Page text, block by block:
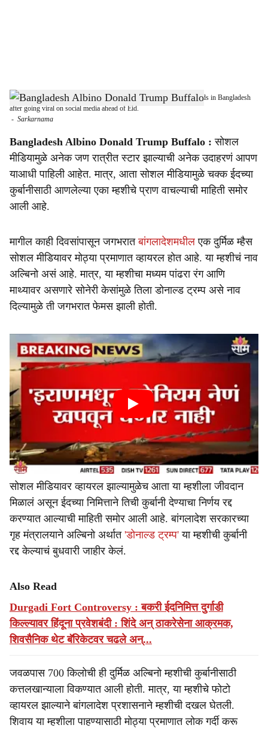
h
r
e
The rare albino buffalo nicknamed ‘Donald Trump’ drew huge crowds in Bangladesh
after going viral on social media ahead of Eid.
- Sarkarnama
Bangladesh Albino Donald Trump Buffalo : सोशल
मीडियामुळे अनेक जण रात्रीत स्टार झाल्याची अनेक उदाहरणं आपण
याआधी पाहिली आहेत. मात्र, आता सोशल मीडियामुळे चक्क ईदच्या
कुर्बानीसाठी आणलेल्या एका म्हशीचे प्राण वाचल्याची माहिती समोर
आली आहे.
मागील काही दिवसांपासून जगभरातबांगलादेशमधीलएक दुर्मिळ म्हैस
सोशल मीडियावर मोठ्या प्रमाणात व्हायरल होत आहे. या म्हशीचं नाव
अल्बिनो असं आहे. मात्र, या म्हशीचा मध्यम पांढरा रंग आणि
माथ्यावर असणारे सोनेरी केसांमुळे तिला डोनाल्ड ट्रम्प असे नाव
दिल्यामुळे ती जगभरात फेमस झाली होती.
सोशल मीडियावर व्हायरल झाल्यामुळेच आता या म्हशीला जीवदान
मिळालं असून ईदच्या निमित्ताने तिची कुर्बानी देण्याचा निर्णय रद्द
करण्यात आल्याची माहिती समोर आली आहे. बांगलादेश सरकारच्या
गृह मंत्रालयाने अल्बिनो अर्थात 'डोनाल्ड ट्रम्प'या म्हशीची कुर्बानी
रद्द केल्याचं बुधवारी जाहीर केलं.
Also Read
Durgadi Fort Controversy : बकरी ईदनिमित्त दुर्गाडी
किल्ल्यावर हिंदूना प्रवेशबंदी : शिंदे अन् ठाकरेसेना आक्रमक,
शिवसैनिक थेट बॅरिकेटवर चढले अन्...
जवळपास 700 किलोची ही दुर्मिळ अल्बिनो म्हशीची कुर्बानीसाठी
कत्तलखान्याला विकण्यात आली होती. मात्र, या म्हशीचे फोटो
व्हायरल झाल्याने बांगलादेश प्रशासनाने म्हशीची दखल घेतली.
शिवाय या म्हशीला पाहण्यासाठी मोठ्या प्रमाणात लोक गर्दी करू